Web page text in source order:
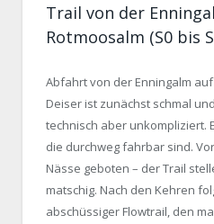
Trail von der
Rotmoosalm (S0 bis
Abfahrt von der Enningalm auf
Deiser ist zunächst schmal
technisch aber unkompliziert.
die durchweg fahrbar sind.
Nässe geboten – der Trail
matschig. Nach den Kehren
abschüssiger Flowtrail, den